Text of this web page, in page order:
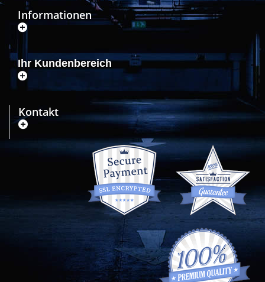
Informationen
Ihr Kundenbereich
Kontakt